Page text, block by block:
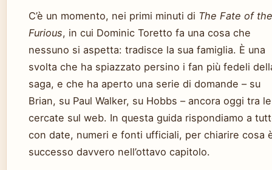
C’è un momento, nei primi minuti di The Fate of the
Furious, in cui Dominic Toretto fa una cosa che
nessuno si aspetta: tradisce la sua famiglia. È una
svolta che ha spiazzato persino i fan più fedeli
saga, e che ha aperto una serie di domande – su
Brian, su Paul Walker, su Hobbs – ancora oggi tra
cercate sul web. In questa guida rispondiamo a
con date, numeri e fonti ufficiali, per chiarire cosa
successo davvero nell’ottavo capitolo.